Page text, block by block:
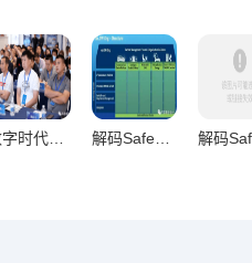
数字时代安全生态革新，Safew商业模式的价值重构路径解析